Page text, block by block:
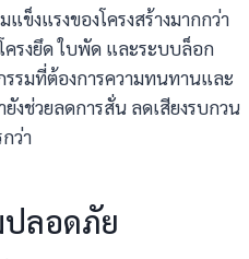
งแรงของโครงสร้างมากกว่า
ครงยึด ใบพัด และระบบล็อก
รมที่ต้องการความทนทานและ
งช่วยลดการสั่น ลดเสียงรบกวน
ว่า
ปลอดภัย